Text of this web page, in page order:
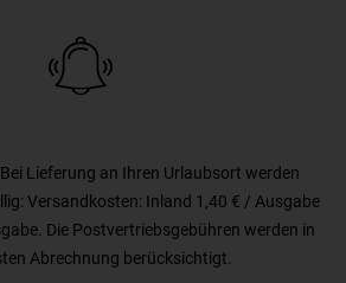
Lieferung an Ihren Urlaubsort werden
Versandkosten: Inland 1,40 € / Ausgabe
Die Postvertriebsgebühren werden in
Abrechnung berücksichtigt.